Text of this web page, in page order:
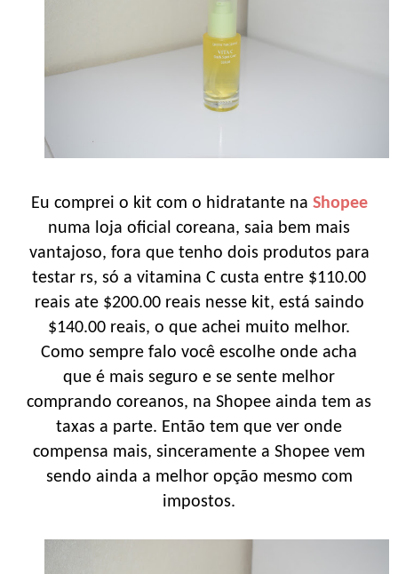
Eu comprei o kit com o hidratante na Shopee
numa loja oficial coreana, saia bem mais
vantajoso, fora que tenho dois produtos para
testar rs, só a vitamina C custa entre $110.00
reais ate $200.00 reais nesse kit, está saindo
$140.00 reais, o que achei muito melhor.
Como sempre falo você escolhe onde acha
que é mais seguro e se sente melhor
comprando coreanos, na Shopee ainda tem as
taxas a parte. Então tem que ver onde
compensa mais, sinceramente a Shopee vem
sendo ainda a melhor opção mesmo com
impostos.